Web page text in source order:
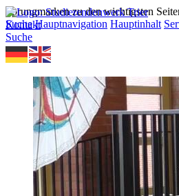
Sprungmarken zu den wichtigsten
Suche Hauptnavigation Hauptinhalt
Kontakt
Suche